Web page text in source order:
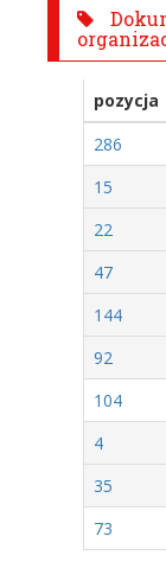
pozycja
286
15
22
47
144
92
104
4
35
73